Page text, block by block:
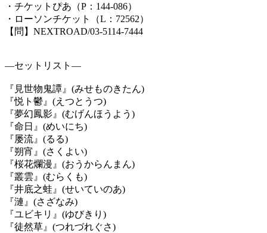
・チケットぴあ（P ： 144-086）
・ローソンチケット（L ： 72562）
【問】 NEXTROAD/03-5114-7444
―セットリスト ―
『見世物鬼譚』 (みせものきたん)
『悦ト鬱』 (えつとうつ)
『夢幻鳳影』 (むげんほうよう )
『命日』 (めいにち)
『屡流』 (るる)
『朔宵』 (さくよい)
『桜花爛漫』 (おうからんまん)
『叢雲』 (むらくも)
『井底之蛙』 (せいていのあ)
『漣』 (さざなみ)
『ユビキリ』 (ゆびきり )
『徒然草』 (つれづれぐさ)